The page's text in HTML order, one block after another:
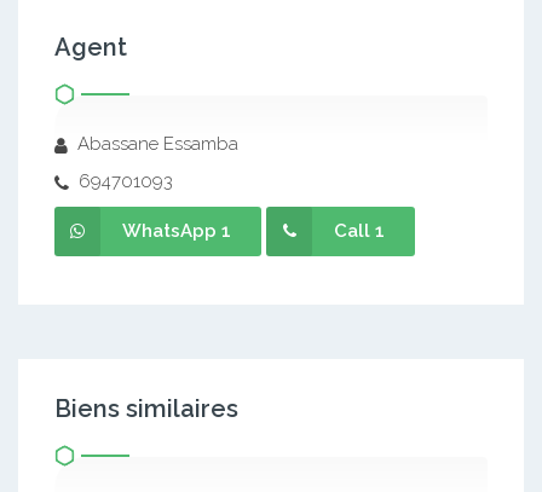
Agent
Abassane Essamba
694701093
WhatsApp 1 Call 1
Biens similaires